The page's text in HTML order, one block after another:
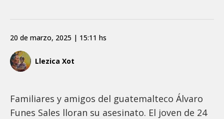
Llezica Xot
20 de marzo, 2025 | 15:11 hs
Familiares y amigos del guatemalteco Álvaro
Funes Sales lloran su asesinato. El joven de 24